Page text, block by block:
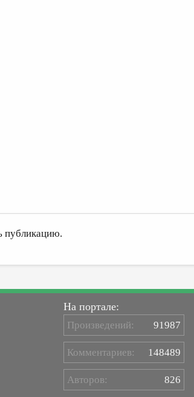
публикацию.
На портале:
Произведений: 91987
Комментариев: 148489
Авторов: 826